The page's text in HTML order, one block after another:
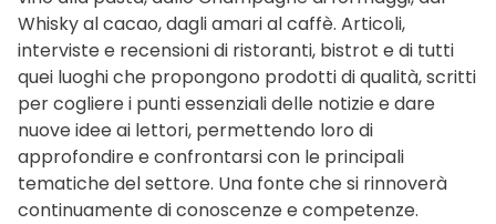
Whisky al cacao, dagli amari al caffè. Articoli,
interviste e recensioni di ristoranti, bistrot e di tutti
quei luoghi che propongono prodotti di qualità, scritti
per cogliere i punti essenziali delle notizie e dare
nuove idee ai lettori, permettendo loro di
approfondire e confrontarsi con le principali
tematiche del settore. Una fonte che si rinnoverà
continuamente di conoscenze e competenze.